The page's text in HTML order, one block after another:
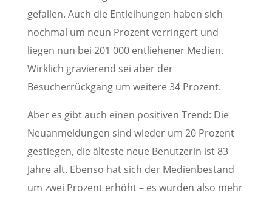
gefallen. Auch die Entleihungen haben sich
nochmal um neun Prozent verringert und
liegen nun bei 201 000 entliehener Medien.
Wirklich gravierend sei aber der
Besucherrückgang um weitere 34 Prozent.
Aber es gibt auch einen positiven Trend: Die
Neuanmeldungen sind wieder um 20 Prozent
gestiegen, die älteste neue Benutzerin ist 83
Jahre alt. Ebenso hat sich der Medienbestand
um zwei Prozent erhöht – es wurden also mehr